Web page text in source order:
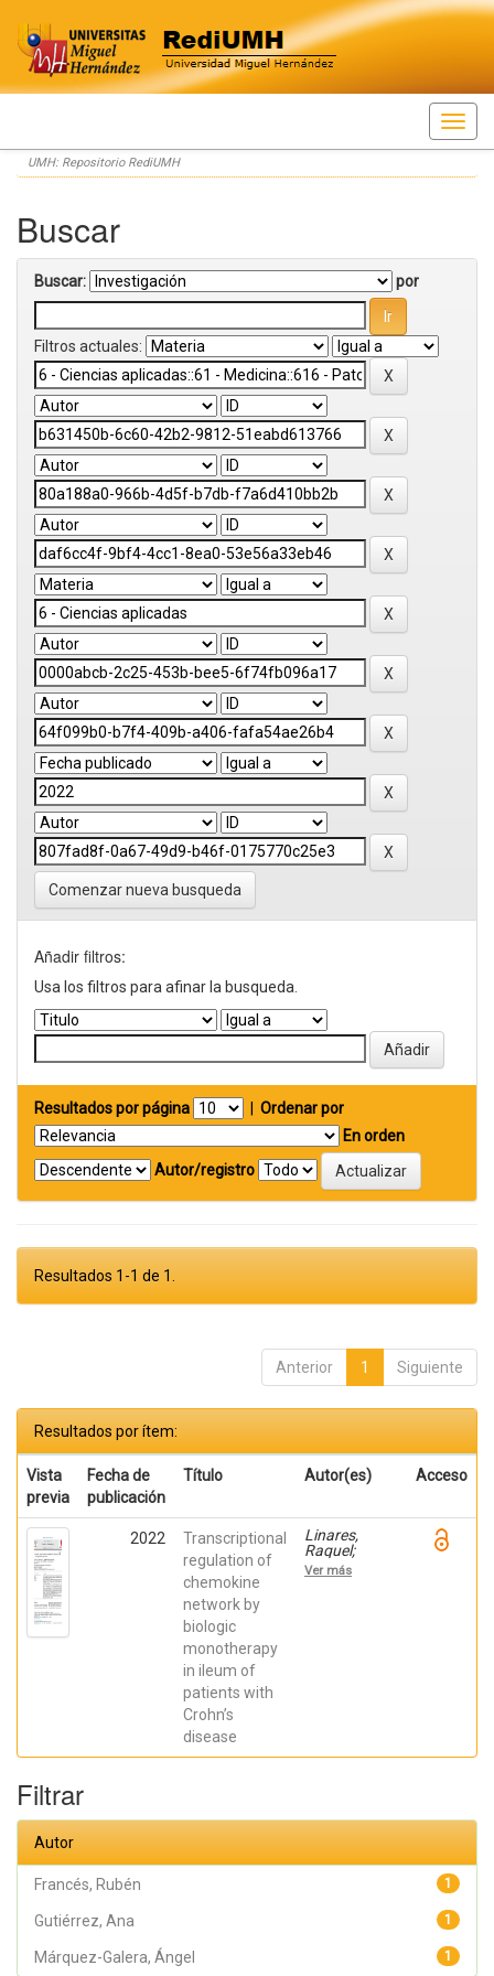
Skip
navigation
UMH: Repositorio RediUMH
Buscar
Buscar: por
Filtros actuales:
Comenzar nueva busqueda
Añadir filtros:
Usa los filtros para afinar la busqueda.
Resultados por página
Ordenar por
En orden
Autor/registro
Resultados 1-1 de 1.
Anterior 1 Siguiente
Resultados por ítem:
Vista
previa
Fecha de
publicación
Título Autor(es) Acceso
2022
Transcriptional
regulation of
chemokine
network by
biologic
monotherapy
in ileum of
patients with
Crohn’s
disease
Linares,
Raquel;
Gutiérrez,
Ana;
Ver más
Filtrar
Autor
1
Francés, Rubén
1
Gutiérrez, Ana
1
Márquez-Galera, Ángel